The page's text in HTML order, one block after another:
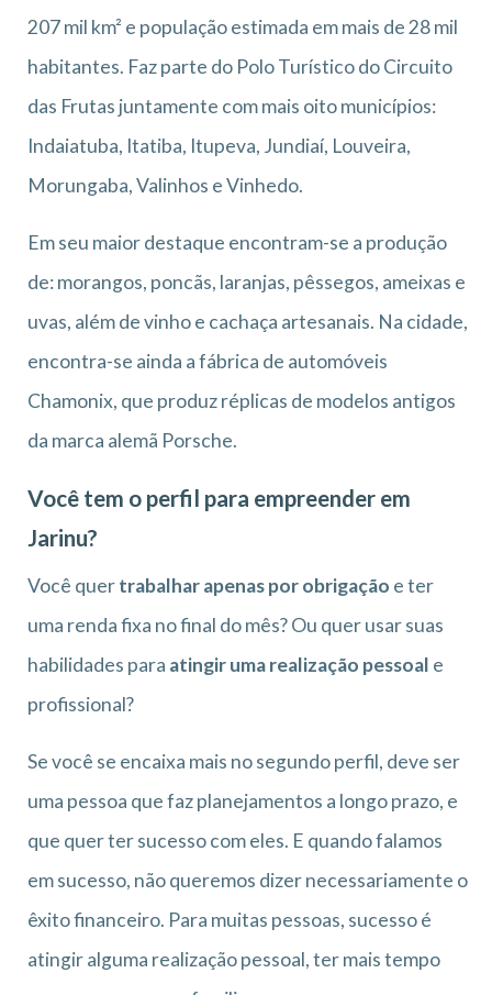
207 mil km² e população estimada em mais de 28 mil
habitantes. Faz parte do Polo Turístico do Circuito
das Frutas juntamente com mais oito municípios:
Indaiatuba, Itatiba, Itupeva, Jundiaí, Louveira,
Morungaba, Valinhos e Vinhedo.
Em seu maior destaque encontram-se a produção
de: morangos, poncãs, laranjas, pêssegos, ameixas e
uvas, além de vinho e cachaça artesanais. Na cidade,
encontra-se ainda a fábrica de automóveis
Chamonix, que produz réplicas de modelos antigos
da marca alemã Porsche.
Você tem o perfil para empreender em
Jarinu?
Você quertrabalhar apenas por obrigação e ter
uma renda fixa no final do mês? Ou quer usar suas
habilidades para atingir uma realização pessoal e
profissional?
Se você se encaixa mais no segundo perfil, deve ser
uma pessoa que faz planejamentos a longo prazo, e
que quer ter sucesso com eles. E quando falamos
em sucesso, não queremos dizer necessariamente o
êxito financeiro. Para muitas pessoas, sucesso é
atingir alguma realização pessoal, ter mais tempo